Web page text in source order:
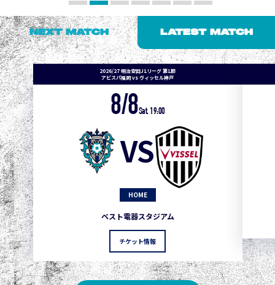
NEXT MATCH LATEST MATCH
2026/27 明治安田J1リーグ 第1節
アビスパ福岡 vs ヴィッセル神戸
8/8Sat. 19:00
VS
HOME
ベスト電器スタジアム
チケット情報